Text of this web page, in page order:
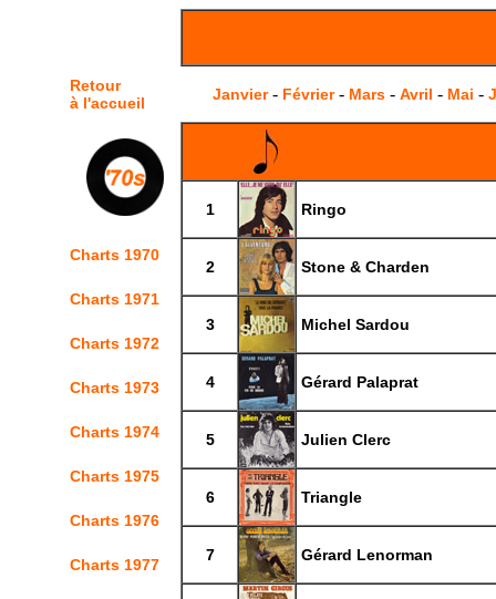
Retour
à l'accueil
Janvier- Février- Mars- Avril - Mai -
Charts 1970
Charts 1971
Charts 1972
Charts 1973
Charts 1974
Charts 1975
Charts 1976
Charts 1977
1 Ringo
2 Stone & Charden
3 Michel Sardou
4 Gérard Palaprat
5 Julien Clerc
6 Triangle
7 Gérard Lenorman